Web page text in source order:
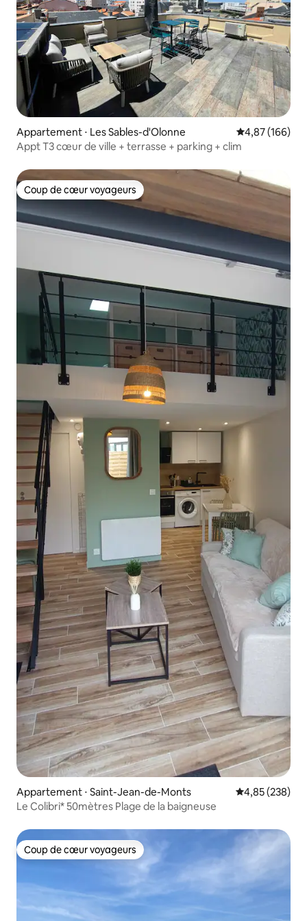
Appartement ⋅ Les Sables-d'Olonne Évaluation
4,87 (166)
Appt T3 cœur de ville + terrasse + parking + clim
Coup de cœur voyageurs
Coup de cœur voyageurs
Appartement ⋅ Saint-Jean-de-Monts Évaluation
4,85 (238)
Le Colibri* 50mètres Plage de la baigneuse
Coup de cœur voyageurs
Coup de cœur voyageurs